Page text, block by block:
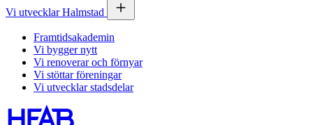
Vi utvecklar Halmstad
Framtidsakademin
Vi bygger nytt
Vi renoverar och förnyar
Vi stöttar föreningar
Vi utvecklar stadsdelar